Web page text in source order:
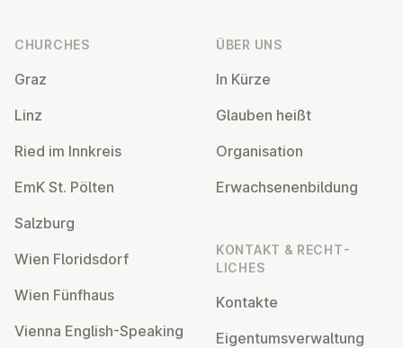
CHURCHES
Graz
Linz
Ried im Innkreis
EmK St. Pölten
Salzburg
Wien Flor­idsdorf
Wien Fünfhaus
Vienna English-Speaking
ÜBER UNS
In Kürze
Glauben heißt
Or­gan­isa­tion
Er­wach­sen­en­bildung
KONTAKT & RECHT­
LICHES
Kontakte
Ei­gentums­ver­wal­tung